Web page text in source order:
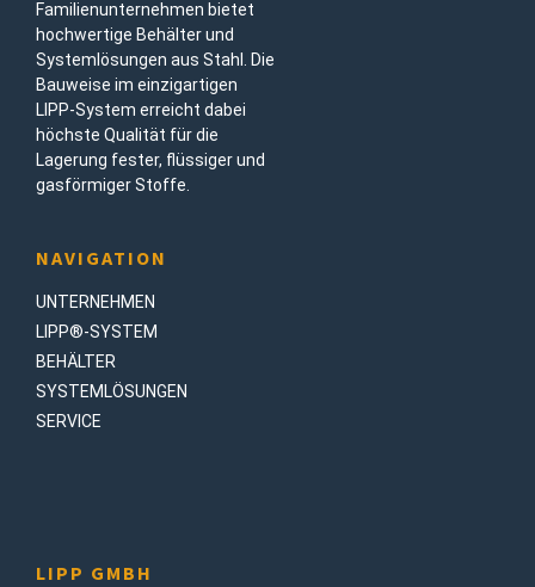
Familienunternehmen bietet
hochwertige Behälter und
Systemlösungen aus Stahl. Die
Bauweise im einzigartigen
LIPP-System erreicht dabei
höchste Qualität für die
Lagerung fester, flüssiger und
gasförmiger Stoffe.
NAVIGATION
UNTERNEHMEN
LIPP®-SYSTEM
BEHÄLTER
SYSTEMLÖSUNGEN
SERVICE
LIPP GMBH